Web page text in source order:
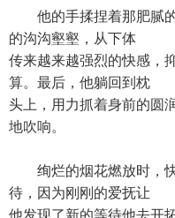
他的手揉捏着那肥腻的
的沟沟壑壑，从下体
传来越来越强烈的快感，
算。最后，他躺回到枕
头上，用力抓着身前的圆
地吹响。
绚烂的烟花燃放时，快
待，因为刚刚的爱抚让
他发现了新的等待他去开